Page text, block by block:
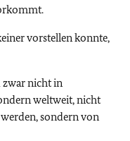
vorstellen konnte,
zwar nicht in
weltweit, nicht
sondern von